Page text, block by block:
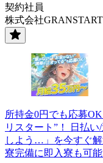
契約社員
株式会社
所持金0円でも応募
リスタート”！ 日払
しよう…」を今すぐ
寮完備に即入寮も可